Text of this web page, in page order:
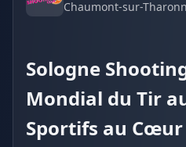
Chaumont-sur-
Sologne
Mondial du Tir
Sportifs au Cœur